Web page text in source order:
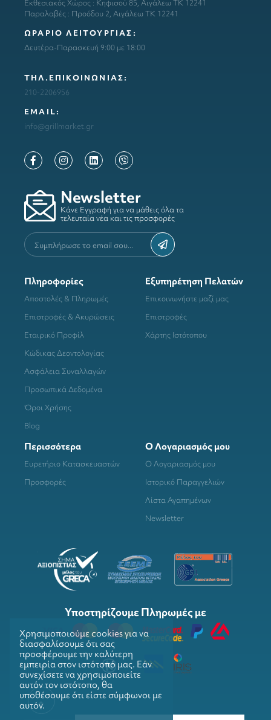
Εκθεσιακός Χώρος : Κηφισού 85, Αιγάλεω ΤΚ 12241
Παραλαβές : Προόδου 2, Αιγάλεω ΤΚ 12241
ΩΡΑΡΙΟ ΛΕΙΤΟΥΡΓΙΑΣ:
Δευτέρα-Παρασκευή 9:00 με 18:00
ΤΗΛ.ΕΠΙΚΟΙΝΩΝΙΑΣ:
210-2206956
ΕΜΑΙL:
info@grillmarket.gr
Newsletter
Κάνε Εγγραφή για να μάθεις όλα τα
τελευταία νέα και τις προσφορές
Πληροφορίες
Αποστολές & Πληρωμές
Επιστροφές & Ακυρώσεις
Εταιρικό Προφίλ
Κώδικας Δεοντολογίας
Ασφάλεια Συναλλαγών
Προσωπικά Δεδομένα
Όροι Χρήσης
Blog
Εξυπηρέτηση Πελατών
Επικοινωνήστε μαζί μας
Επιστροφές
Χάρτης Ιστότοπου
Περισσότερα
Ευρετήριο Κατασκευαστών
Προσφορές
Ο Λογαριασμός μου
Ο Λογαριασμός μου
Ιστορικό Παραγγελιών
Λίστα Αγαπημένων
Newsletter
Υποστηρίζουμε Πληρωμές με
Χρησιμοποιούμε cookies για να
διασφαλίσουμε ότι σας
προσφέρουμε την καλύτερη
εμπειρία στον ιστότοπό μας. Εάν
συνεχίσετε να χρησιμοποιείτε
αυτόν τον ιστότοπο, θα
υποθέσουμε ότι είστε σύμφωνοι με
αυτόν.